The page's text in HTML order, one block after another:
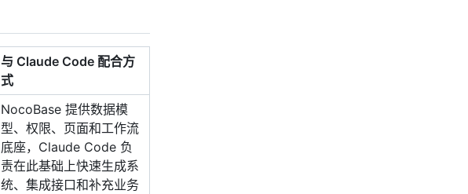
与 Claude Code 配合方
式
NocoBase 提供数据模
型、权限、页面和工作流
底座，Claude Code 负
责在此基础上快速生成系
统、集成接口和补充业务